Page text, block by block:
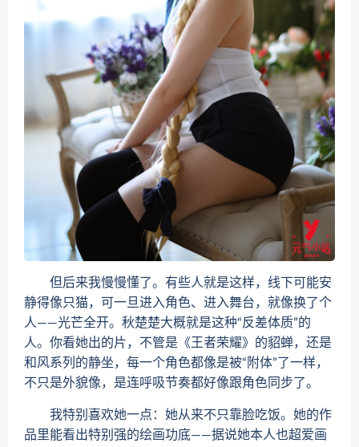
但后来我慢慢懂了。有些人就是这样，线下可能安
静得像只猫，可一旦进入角色、进入舞台，就像换了个
人——光芒全开。秋楚楚大概就是这种“反差体质”的
人。你看她出的片，不管是《王者荣耀》的貂蝉，还是
和风系列的静坐，每一个角色都像是被“附体”了一样，
不只是外貌像，是连呼吸节奏都好像跟角色同步了。
我特别喜欢她一点：她从来不只靠脸吃饭。她的作
品里能看出特别强的绘画功底——据说她本人也超爱画